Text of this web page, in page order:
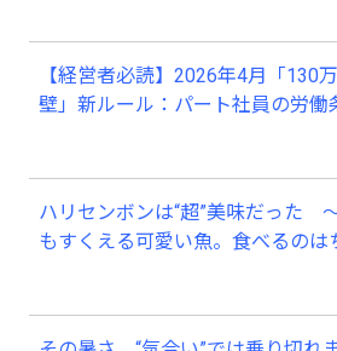
【経営者必読】2026年4月「130
壁」新ルール：パート社員の労働
ハリセンボンは“超”美味だった
もすくえる可愛い魚。食べるのは